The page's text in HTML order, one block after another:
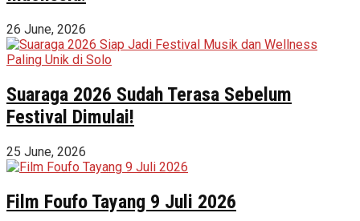
26 June, 2026
Suaraga 2026 Sudah Terasa Sebelum
Festival Dimulai!
25 June, 2026
Film Foufo Tayang 9 Juli 2026